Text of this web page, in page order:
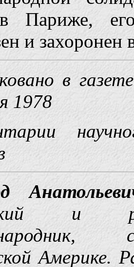
Париже,
и захоронен
в
1978
и
Америке.